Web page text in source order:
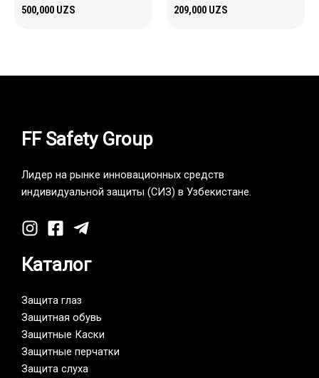
500,000 UZS 209,000 UZS
FF Safety Group
Лидер на рынке инновационных средств
индивидуальной защиты (СИЗ) в Узбекистане.
Каталог
Защита глаз
Защитная обувь
Защитные Каски
Защитные перчатки
Защита слуха